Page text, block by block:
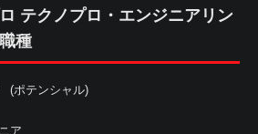
テクノプロ・エンジニアリン
種
(ポテンシャル)
ア